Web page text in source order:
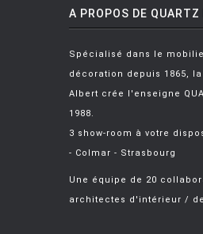
A PROPOS DE QUARTZ
Spécialisé dans le
décoration depuis 1865,
Albert crée l'enseigne
1988.
3 show-room à votre
- Colmar - Strasbourg
Une équipe de 20
architectes d'intérieur /